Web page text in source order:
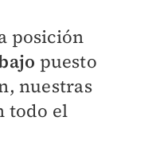
posición
puesto
nuestras
todo el